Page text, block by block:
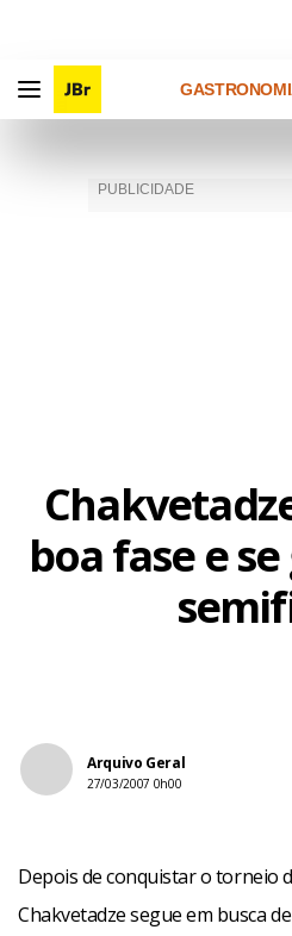
boa fase e
Arquivo Geral
27/03/2007 0h00
Depois de conquistar o torneio
Chakvetadze segue em busca